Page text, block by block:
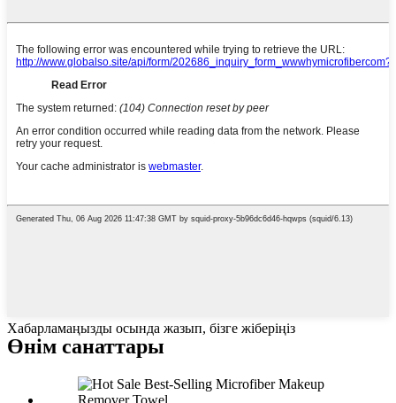
Хабарламаңызды осында жазып, бізге жіберіңіз
Өнім санаттары